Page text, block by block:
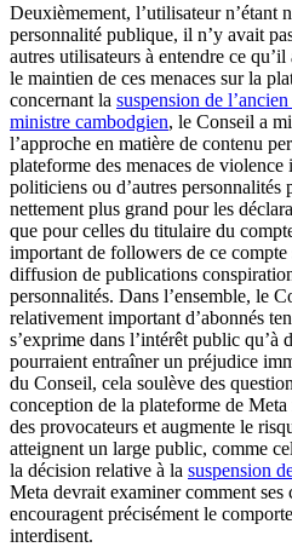
Deuxièmement, l’utilisateur
personnalité publique, il n’y avait
autres utilisateurs à entendre ce
le maintien de ces menaces sur la
concernant la suspension de
ministre cambodgien, le Conseil a
l’approche en matière de contenu
plateforme des menaces de violence
politiciens ou d’autres personnalités
nettement plus grand pour les
que pour celles du titulaire du
important de followers de ce
diffusion de publications
personnalités. Dans l’ensemble, le
relativement important d’abonnés
s’exprime dans l’intérêt public qu’à
pourraient entraîner un préjudice
du Conseil, cela soulève des
conception de la plateforme de
des provocateurs et augmente le
atteignent un large public, comme
la décision relative à la suspension
Meta devrait examiner comment ses
encouragent précisément le
interdisent.